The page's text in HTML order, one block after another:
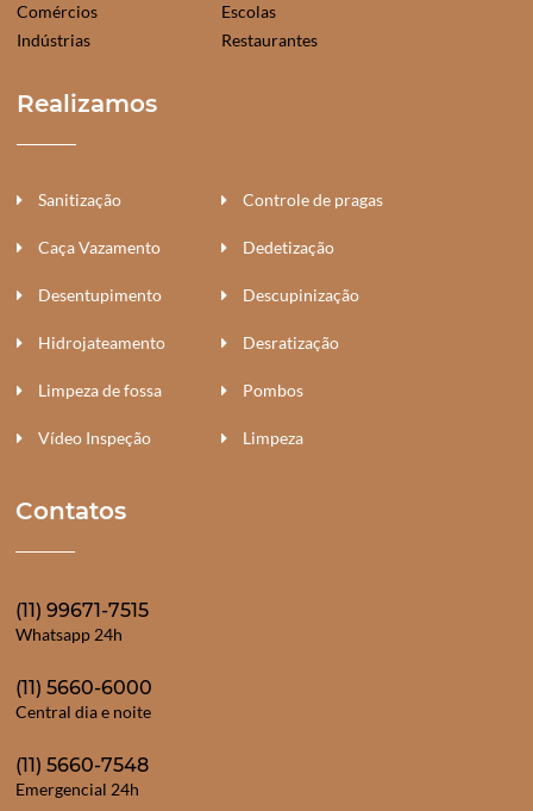
Comércios
Indústrias
Escolas
Restaurantes
Realizamos
Sanitização
Caça Vazamento
Desentupimento
Hidrojateamento
Limpeza de fossa
Vídeo Inspeção
Controle de pragas
Dedetização
Descupinização
Desratização
Pombos
Limpeza
Contatos
(11) 99671-7515
Whatsapp 24h
(11) 5660-6000
Central dia e noite
(11) 5660-7548
Emergencial 24h